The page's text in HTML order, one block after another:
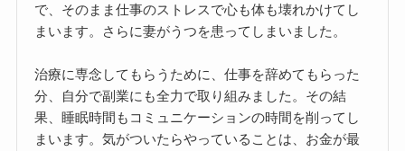
で、そのまま仕事のストレスで心も体も壊れかけてし
まいます。さらに妻がうつを患ってしまいました。
治療に専念してもらうために、仕事を辞めてもらった
分、自分で副業にも全力で取り組みました。その結
果、睡眠時間もコミュニケーションの時間を削ってし
まいます。気がついたらやっていることは、お金が最